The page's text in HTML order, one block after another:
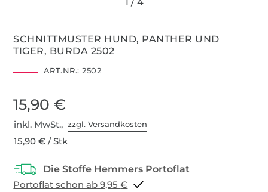
SCHNITTMUSTER HUND, PANTHER UND
TIGER, BURDA 2502
ART.NR.: 2502
15,90 €
inkl. MwSt.,zzgl. Versandkosten
15,90 € / Stk
Portoflat schon ab 9,95 €